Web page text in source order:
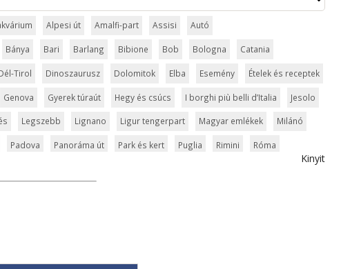
Alpesi út Amalfi-part Assisi Autó
Bánya Bari Barlang Bibione Bob Bologna Catania
Tirol Dinoszaurusz Dolomitok Elba Esemény Ételek és receptek
Genova Gyerek túraút Hegy és csúcs I borghi più belli d’Italia Jesolo
Legszebb Lignano Ligur tengerpart Magyar emlékek Milánó
Padova Panoráma út Park és kert Puglia Rimini Róma
Kinyit